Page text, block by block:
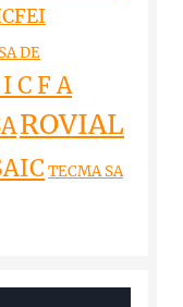
DE
C F A
ROVIAL
TECMA SA